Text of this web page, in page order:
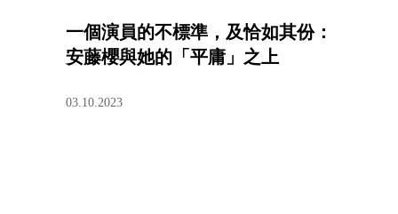
一個演員的不標準，及恰如其份：
安藤櫻與她的「平庸」之上
03.10.2023